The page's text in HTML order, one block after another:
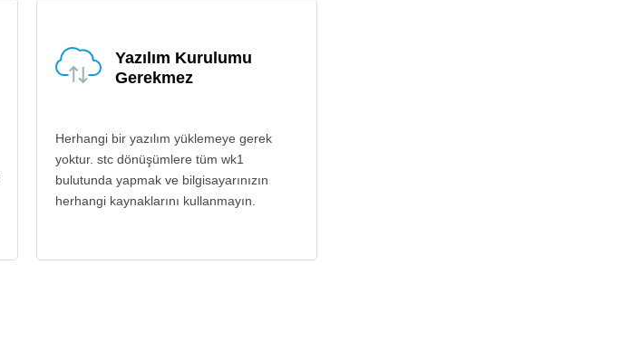
Yazılım Kurulumu
Gerekmez
Herhangi bir yazılım yüklemeye gerek
yoktur. stc dönüşümlere tüm wk1
bulutunda yapmak ve bilgisayarınızın
herhangi kaynaklarını kullanmayın.